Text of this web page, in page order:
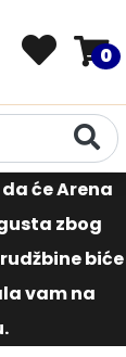
0
će Arena
zbog
biće
vam na